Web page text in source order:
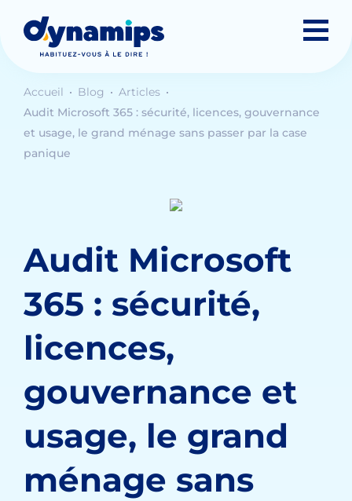
Accueil Blog
Articles
Audit Microsoft 365 : sécurité, licences, gouvernance
et usage, le grand ménage sans passer par la case
panique
Audit Microsoft
365 : sécurité,
licences,
gouvernance et
usage, le grand
ménage sans